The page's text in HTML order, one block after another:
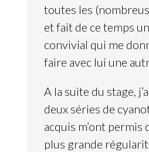
toutes les
et fait de ce temps
convivial qui me
faire avec lui une
A la suite du stage,
deux séries de
acquis m’ont permis
plus grande